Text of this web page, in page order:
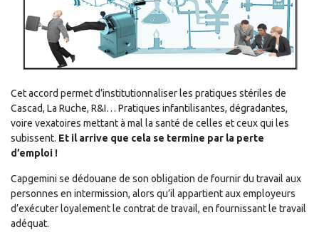
Cet accord permet d’institutionnaliser les pratiques stériles de
Cascad, La Ruche, R&I… Pratiques infantilisantes, dégradantes,
voire vexatoires mettant à mal la santé de celles et ceux qui les
subissent. Et il arrive que cela se termine par la perte
d’emploi !
Capgemini se dédouane de son obligation de fournir du travail aux
personnes en intermission, alors qu’il appartient aux employeurs
d’exécuter loyalement le contrat de travail, en fournissant le travail
adéquat.